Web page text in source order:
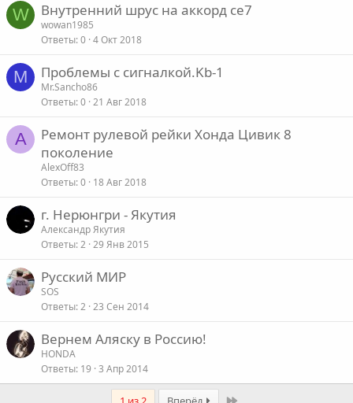
W Внутренний шрус на аккорд се7
wowan1985
Ответы 0 4 Окт 2018
M Проблемы с сигналкой.Kb-1
Mr.Sancho86
Ответы 0 21 Авг 2018
A
Ремонт рулевой рейки Хонда Цивик 8
поколение
AlexOff83
Ответы 0 18 Авг 2018
г. Нерюнгри - Якутия
Александр Якутия
Ответы 2 29 Янв 2015
Русский МИР
SOS
Ответы 2 23 Сен 2014
Вернем Аляску в Россию!
HONDA
Ответы 19 3 Апр 2014
Last